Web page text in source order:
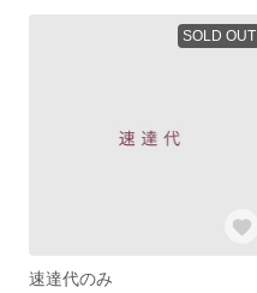
SOLD OUT
速達代のみ